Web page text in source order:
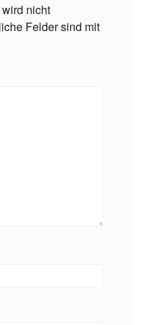
nicht
Felder sind mit